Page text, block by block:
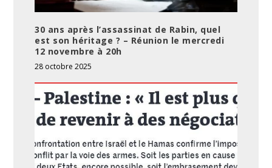
30 ans après l’assassinat de Rabin, quel
est son héritage ? – Réunion le mercredi
12 novembre à 20h
28 octobre 2025